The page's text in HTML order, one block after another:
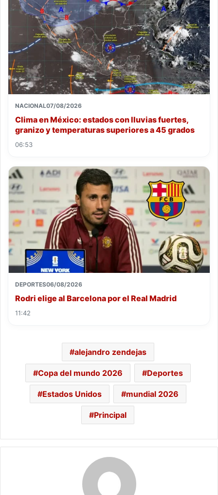
NACIONAL07/08/2026
Clima en México: estados con lluvias fuertes,
granizo y temperaturas superiores a 45 grados
06:53
DEPORTES06/08/2026
Rodri elige al Barcelona por el Real Madrid
11:42
alejandro zendejas
Copa del mundo 2026 Deportes
Estados Unidos mundial 2026
Principal